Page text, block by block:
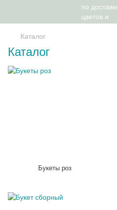
Каталог
Каталог
Букеты роз